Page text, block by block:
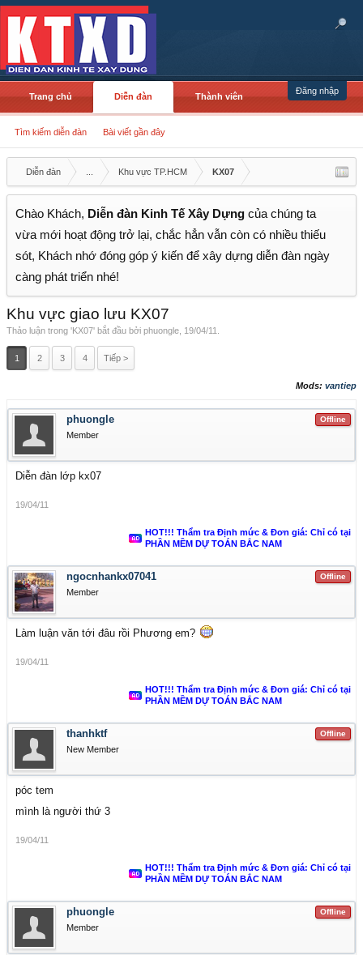
Đăng nhập
Trang chủ Diễn đàn
Tìm kiếm diễn đàn Bài viết gần đây
Thành viên
Diễn đàn Khu vực TP.HCM KX07
Chào Khách, Diễn đàn Kinh Tế Xây Dựng của chúng ta
vừa mới hoạt động trở lại, chắc hẳn vẫn còn có nhiều thiếu
sót, Khách nhớ đóng góp ý kiến để xây dựng diễn đàn ngày
càng phát triển nhé!
Khu vực giao lưu KX07
Thảo luận trong 'KX07' bắt đầu bởi phuongle 19/04/11
1 2 3 4 Tiếp >
Mods: vantiep
Offline
phuongle
Member
Diễn đàn lớp kx07
19/04/11
HOT!!! Thẩm tra Định mức & Đơn giá: Chỉ có tại
PHẦN MỀM DỰ TOÁN BẮC NAM
Offline
ngocnhankx07041
Member
Làm luận văn tới đâu rồi Phương em?
19/04/11
HOT!!! Thẩm tra Định mức & Đơn giá: Chỉ có tại
PHẦN MỀM DỰ TOÁN BẮC NAM
Offline
thanhktf
New Member
póc tem
mình là người thứ 3
19/04/11
HOT!!! Thẩm tra Định mức & Đơn giá: Chỉ có tại
PHẦN MỀM DỰ TOÁN BẮC NAM
Offline
phuongle
Member